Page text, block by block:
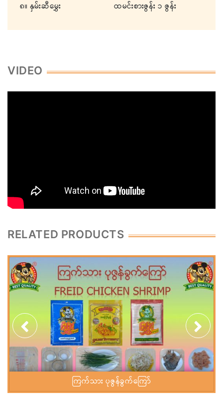
၈။ နှမ်းဆီမွှေး
ထမင်းစားဇွန်း ၁ ဇွန်း
VIDEO
RELATED PRODUCTS
ကြက်သား ပုဇွန်ခွက်ကြော်